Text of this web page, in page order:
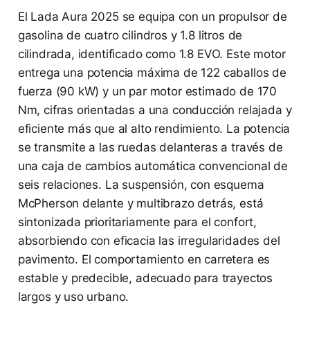
El Lada Aura 2025 se equipa con un propulsor de
gasolina de cuatro cilindros y 1.8 litros de
cilindrada, identificado como 1.8 EVO. Este motor
entrega una potencia máxima de 122 caballos de
fuerza (90 kW) y un par motor estimado de 170
Nm, cifras orientadas a una conducción relajada y
eficiente más que al alto rendimiento. La potencia
se transmite a las ruedas delanteras a través de
una caja de cambios automática convencional de
seis relaciones. La suspensión, con esquema
McPherson delante y multibrazo detrás, está
sintonizada prioritariamente para el confort,
absorbiendo con eficacia las irregularidades del
pavimento. El comportamiento en carretera es
estable y predecible, adecuado para trayectos
largos y uso urbano.